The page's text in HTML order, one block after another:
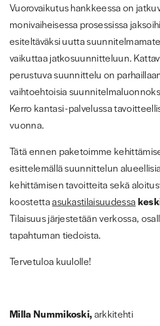
Vuorovaikutus hankkeessa on
monivaiheisessa prosessissa
esiteltäväksi uutta
vaikuttaa jatkosuunnitteluun.
perustuva suunnittelu on
vaihtoehtoisia
Kerro kantasi -palvelussa
vuonna.
Tätä ennen paketoimme
esittelemällä suunnittelun
kehittämisen tavoitteita sekä
koostettaasukastilaisuudessa
Tilaisuus järjestetään verkossa,
tapahtuman tiedoista.
Tervetuloa kuulolle!
Milla Nummikoski,arkkitehti